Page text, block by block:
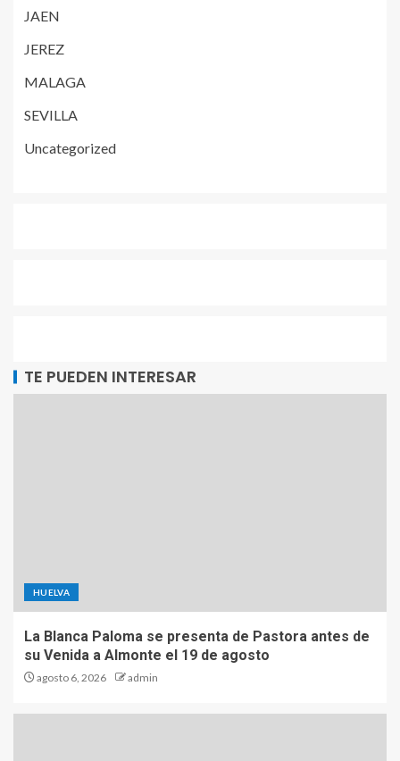
JAEN
JEREZ
MALAGA
SEVILLA
Uncategorized
TE PUEDEN INTERESAR
HUELVA
La Blanca Paloma se presenta de Pastora antes de
su Venida a Almonte el 19 de agosto
agosto 6, 2026 admin